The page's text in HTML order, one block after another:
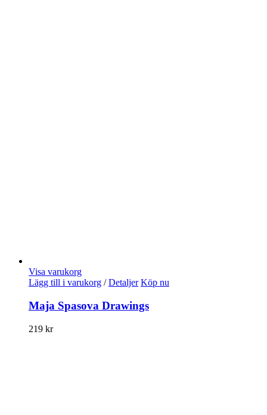
Visa varukorg
Lägg till i varukorg / Detaljer Köp nu
Maja Spasova Drawings
219 kr